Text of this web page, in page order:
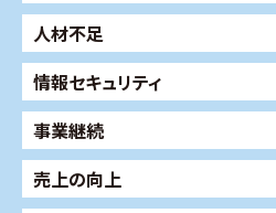
人材不足
情報セキュリティ
事業継続
売上の向上